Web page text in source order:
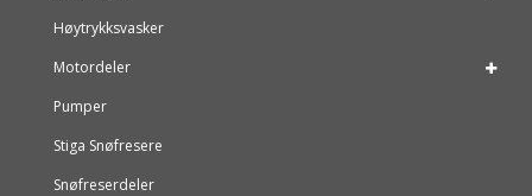
Høytrykksvasker
Motordeler
Pumper
Stiga Snøfresere
Snøfreserdeler